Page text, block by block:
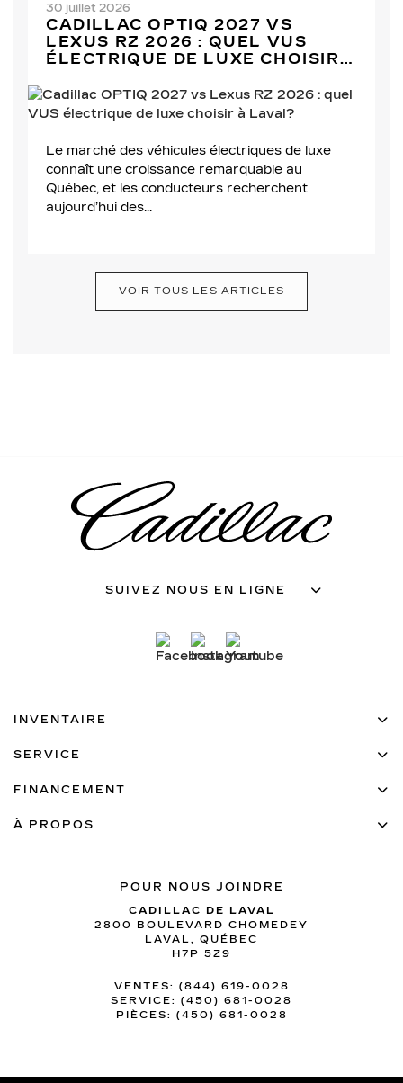
30 juillet 2026
CADILLAC OPTIQ 2027 VS
LEXUS RZ 2026 : QUEL VUS
ÉLECTRIQUE DE LUXE CHOISIR
Le marché des véhicules électriques de luxe
connaît une croissance remarquable au
Québec, et les conducteurs recherchent
aujourd’hui des...
VOIR TOUS LES ARTICLES
SUIVEZ NOUS EN LIGNE
POUR NOUS JOINDRE
CADILLAC DE LAVAL
2800 BOULEVARD CHOMEDEY
LAVAL, QUÉBEC
H7P 5Z9
VENTES: (844) 619-0028
SERVICE: (450) 681-0028
PIÈCES: (450) 681-0028
INVENTAIRE
SERVICE
FINANCEMENT
À PROPOS